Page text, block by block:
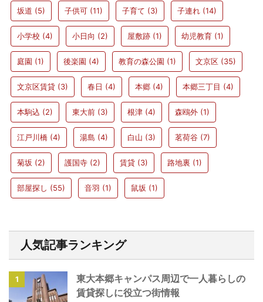
坂道 (5) 子供可 (11) 子育て (3) 子連れ (14)
小学校 (4) 小日向 (2) 屋敷跡 (1) 幼児教育 (1)
庭園 (1) 後楽園 (4) 教育の森公園 (1) 文京区 (35)
文京区賃貸 (3) 春日 (4) 本郷 (4) 本郷三丁目 (4)
本駒込 (2) 東大前 (3) 根津 (4) 森鴎外 (1)
江戸川橋 (4) 湯島 (4) 白山 (3) 茗荷谷 (7)
菊坂 (2) 護国寺 (2) 賃貸 (3) 路地裏 (1)
部屋探し (55) 音羽 (1) 鼠坂 (1)
人気記事ランキング
1
東大本郷キャンパス周辺で一人暮らしの
賃貸探しに役立つ街情報